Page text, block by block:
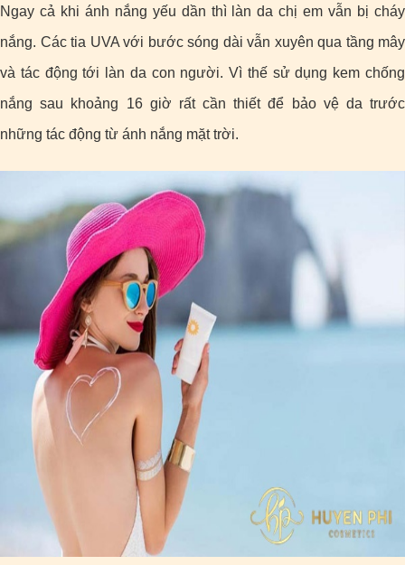
Ngay cả khi ánh nắng yếu dần thì làn da chị em vẫn bị cháy
nắng. Các tia UVA với bước sóng dài vẫn xuyên qua tầng mây
và tác động tới làn da con người. Vì thế sử dụng kem chống
nắng sau khoảng 16 giờ rất cần thiết để bảo vệ da trước
những tác động từ ánh nắng mặt trời.